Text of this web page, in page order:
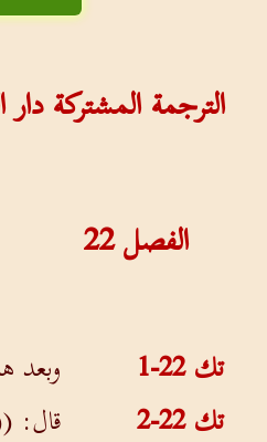
الترجمة المشتركة
الفصل22
تك 22-1
وبعد
تك 22-2
قال: